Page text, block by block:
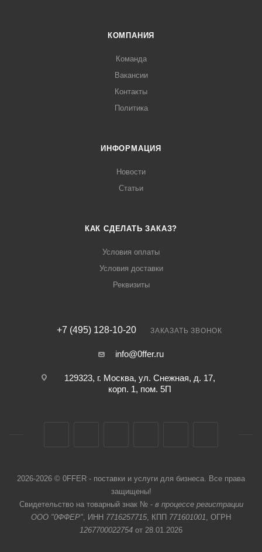
КОМПАНИЯ
Команда
Вакансии
Контакты
Политика
ИНФОРМАЦИЯ
Новости
Статьи
КАК СДЕЛАТЬ ЗАКАЗ?
Условия оплаты
Условия доставки
Реквизиты
+7 (495) 128-10-20 ЗАКАЗАТЬ ЗВОНОК
info@0ffer.ru
129323, г. Москва, ул. Снежная, д. 17,
корп. 1, пом. 5П
2026-2026 © 0FFER - поставки и услуги для бизнеса. Все права
защищены!
Свидетельство на товарный знак № - в процессе регистрации
ООО "0ФФЕР", ИНН 7716257715, КПП 771601001, ОГРН
1267700022754 от 28.01.2026